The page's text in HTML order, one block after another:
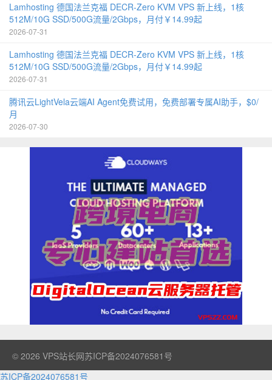
Lamhosting 德国法兰克福 DECR-Zero KVM VPS 新上线，1核
512M/10G SSD/500G流量/2Gbps，月付￥14.99起
2026-07-31
Lamhosting 德国法兰克福 DECR-Zero KVM VPS 新上线，1核
512M/10G SSD/500G流量/2Gbps，月付￥14.99起
2026-07-31
腾讯云LightVela云端AI Agent免费试用，免费部署专属AI助手，$0/
月
2026-07-30
© 2026 VPS站长网苏ICP备2024076581号
苏ICP备2024076581号